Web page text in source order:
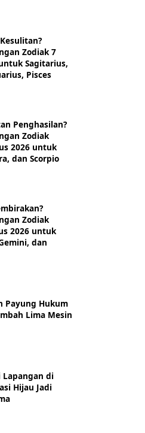
Zodiak 7
Sagitarius,
Pisces
Penghasilan?
Zodiak
2026 untuk
dan Scorpio
Zodiak
2026 untuk
dan
Payung Hukum
Lima Mesin
Lapangan di
Hijau Jadi